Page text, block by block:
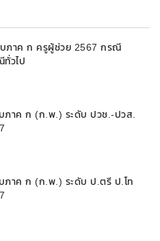
ภาค ก ครูผู้ช่วย 2567 กรณี
วไป
ภาค ก (ก.พ.) ระดับ ปวช.-ปวส.
ภาค ก (ก.พ.) ระดับ ป.ตรี ป.โท